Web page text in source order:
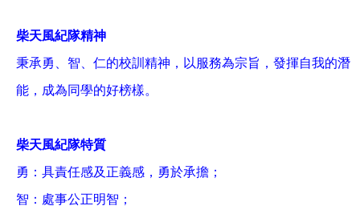
柴天風紀隊精神
秉承勇、智、仁的校訓精神，以服務為宗旨，發揮自我的潛
能，成為同學的好榜樣。
柴天風紀隊特質
勇：具責任感及正義感，勇於承擔；
智：處事公正明智；